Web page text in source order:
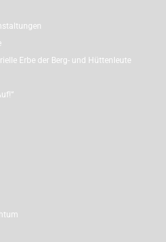
Erbe der Berg- und Hüttenleute